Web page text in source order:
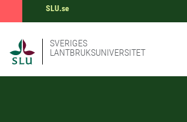
SLU.se
SVERIGES
LANTBRUKSUNIVERSITET